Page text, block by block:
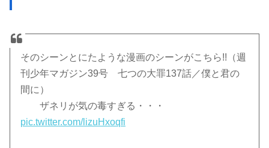
そのシーンとにたような漫画のシーンがこちら!!（週
刊少年マガジン39号 七つの大罪137話／僕と君の
間に）
ザネリが気の毒すぎる・・・
pic.twitter.com/lizuHxoqfi